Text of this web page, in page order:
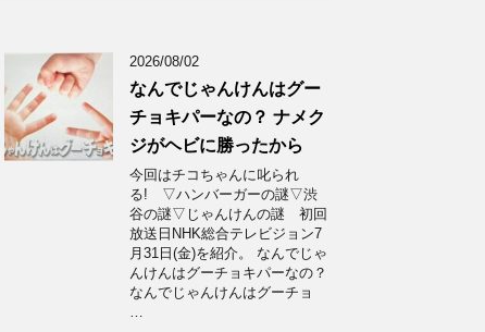
2026/08/02
なんでじゃんけんはグー
チョキパーなの？ ナメク
ジがヘビに勝ったから
今回はチコちゃんに叱られ
る! ▽ハンバーガーの謎▽渋
谷の謎▽じゃんけんの謎 初回
放送日NHK総合テレビジョン7
月31日(金)を紹介。 なんでじゃ
んけんはグーチョキパーなの？
なんでじゃんけんはグーチョ
…